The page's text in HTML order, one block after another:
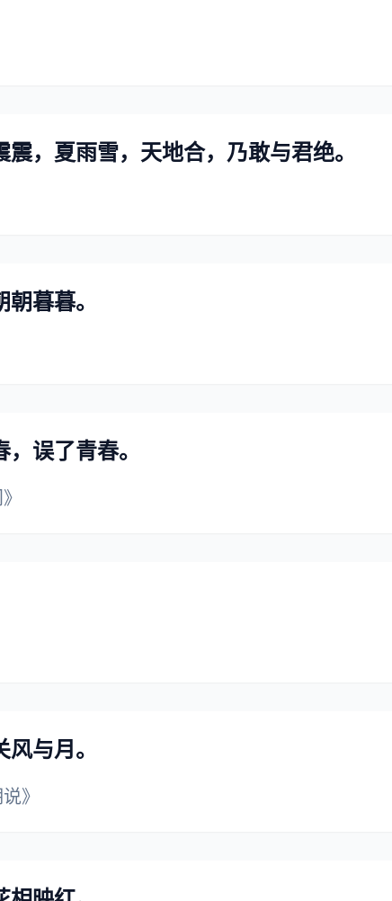
，夏雨雪，天地合，乃敢与君绝。
暮暮。
误了青春。
与月。
》